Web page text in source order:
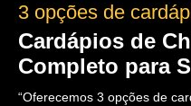
3 opções de
Cardápios de
Completo para
“Oferecemos 3 opções de